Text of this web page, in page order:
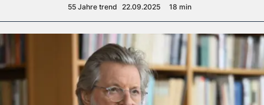
55 Jahre trend 22.09.2025 18 min